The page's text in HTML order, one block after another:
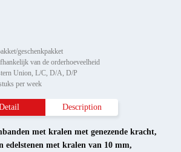
geschenkpakket
van de orderhoeveelheid
Union, L/C, D/A, D/P
per week
Description
met kralen met genezende kracht,
edelstenen met kralen van 10 mm,